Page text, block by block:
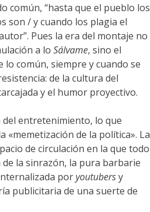
común, “hasta que el pueblo los
son / y cuando los plagia el
Pues la era del montaje no
a lo Sálvame, sino el
común, siempre y cuando se
de la cultura del
y el humor proyectivo.
entretenimiento, lo que
«memetización de la política». La
de circulación en la que todo
la sinrazón, la pura barbarie
poryoutubersy
publicitaria de una suerte de